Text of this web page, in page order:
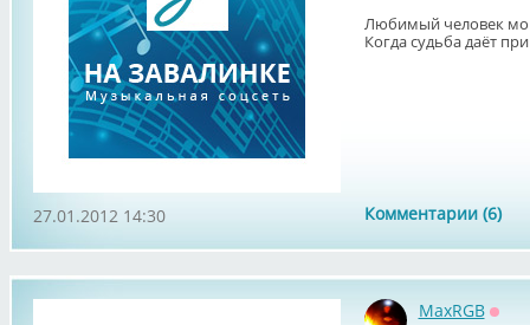
Любимый человек
Когда судьба даёт
Комментарии (6)
27.01.2012 14:30
MaxRGB